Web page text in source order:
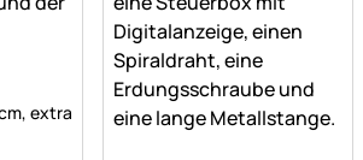
(1 Bewertungen)
extra